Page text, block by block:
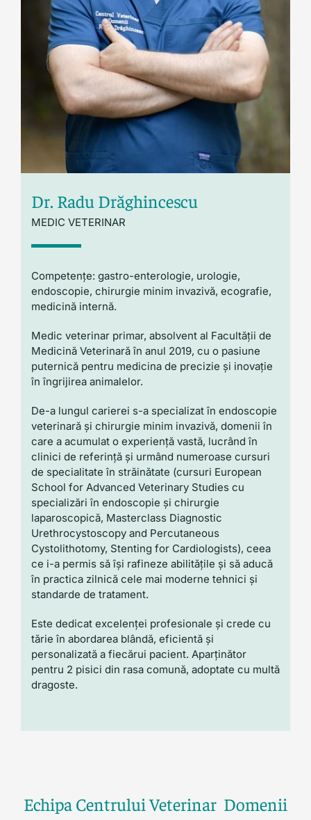
Dr. Radu Drăghincescu
MEDIC VETERINAR
Competențe: gastro-enterologie, urologie,
endoscopie, chirurgie minim invazivă, ecografie,
medicină internă.
Medic veterinar primar, absolvent al Facultății de
Medicină Veterinară în anul 2019, cu o pasiune
puternică pentru medicina de precizie și inovație
în îngrijirea animalelor.
De-a lungul carierei s-a specializat în endoscopie
veterinară și chirurgie minim invazivă, domenii în
care a acumulat o experiență vastă, lucrând în
clinici de referință și urmând numeroase cursuri
de specialitate în străinătate (cursuri European
School for Advanced Veterinary Studies cu
specializări în endoscopie și chirurgie
laparoscopică, Masterclass Diagnostic
Urethrocystoscopy and Percutaneous
Cystolithotomy, Stenting for Cardiologists), ceea
ce i-a permis să își rafineze abilitățile și să aducă
în practica zilnică cele mai moderne tehnici și
standarde de tratament.
Este dedicat excelenței profesionale și crede cu
tărie în abordarea blândă, eficientă și
personalizată a fiecărui pacient. Aparținător
pentru 2 pisici din rasa comună, adoptate cu multă
dragoste.
Echipa Centrului Veterinar Domenii